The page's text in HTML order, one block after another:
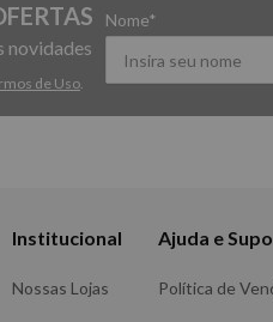
novidades
de Uso.
Nome*
Institucional
Nossas Lojas
Ajuda e
Política de